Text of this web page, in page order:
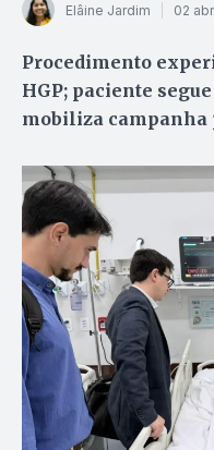
Elâine Jardim 02
Procedimento
HGP; paciente
mobiliza campanha